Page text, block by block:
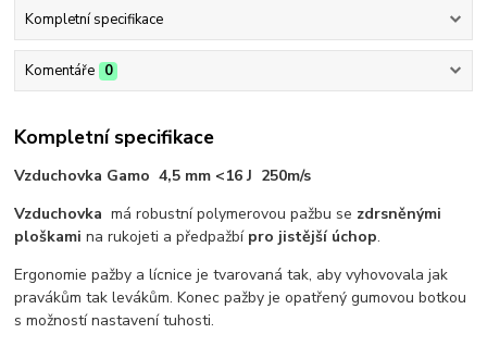
Kompletní specifikace
Komentáře 0
Kompletní specifikace
Vzduchovka Gamo 4,5 mm <16 J 250m/s
Vzduchovka má robustní polymerovou pažbu se zdrsněnými
ploškamina rukojeti a předpažbí pro jistější úchop.
Ergonomie pažby a lícnice je tvarovaná tak, aby vyhovovala jak
pravákům tak levákům. Konec pažby je opatřený gumovou botkou
s možností nastavení tuhosti.